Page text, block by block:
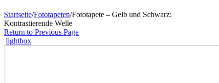
Startseite/Fototapeten/Fototapete – Gelb und Schwarz:
Kontrastierende Welle
Return to Previous Page
lightbox